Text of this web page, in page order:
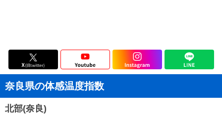
奈良県の体感温度指数
北部(奈良)